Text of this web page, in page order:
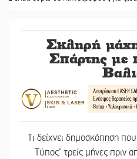
Σκληρή
Σπάρτης με
Τι δείχνει δημοσκόπηση
Τύπος" τρείς μήνες πριν